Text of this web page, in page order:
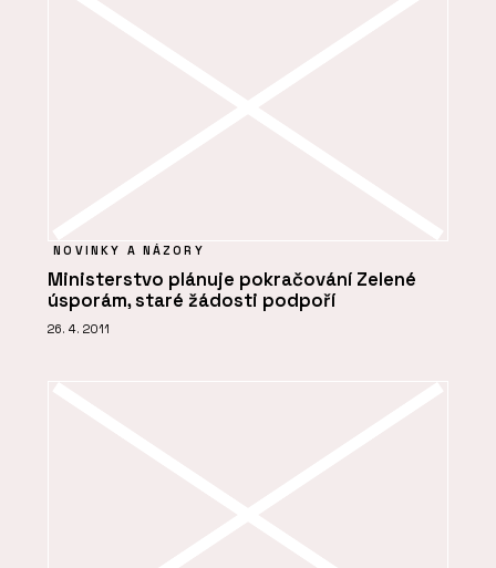
NOVINKY A NÁZORY
Ministerstvo plánuje pokračování Zelené
úsporám, staré žádosti podpoří
26. 4. 2011